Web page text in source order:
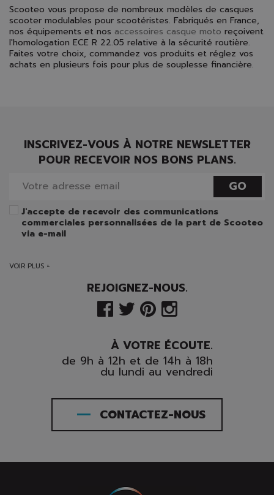
Scooteo vous propose de nombreux modèles de casques
scooter modulables pour scootéristes. Fabriqués en France,
nos équipements et nos accessoires casque moto reçoivent
l'homologation ECE R 22.05 relative à la sécurité routière.
Faites votre choix, commandez vos produits et réglez vos
achats en plusieurs fois pour plus de souplesse financière.
INSCRIVEZ-VOUS À NOTRE NEWSLETTER
POUR RECEVOIR NOS BONS PLANS.
GO
J'accepte de recevoir des communications
commerciales personnalisées de la part de Scooteo
via e-mail
VOIR PLUS +
REJOIGNEZ-NOUS.
À VOTRE ÉCOUTE.
de 9h à 12h et de 14h à 18h
du lundi au vendredi
CONTACTEZ-NOUS